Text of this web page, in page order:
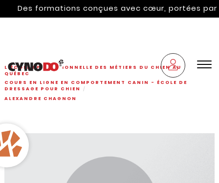
Des formations conçues avec cœur, portées par
L'ÉCOLE PROFESSIONNELLE DES MÉTIERS DU CHIEN AU
QUÉBEC
COURS EN LIGNE EN COMPORTEMENT CANIN - ÉCOLE DE
DRESSAGE POUR CHIEN
ALEXANDRE CHAGNON